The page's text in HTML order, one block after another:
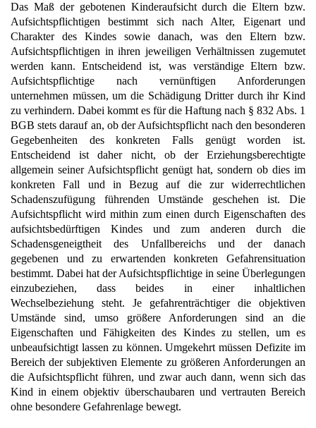
Das Maß der gebotenen Kinderaufsicht durch die Eltern bzw.
Aufsichtspflichtigen bestimmt sich nach Alter, Eigenart und
Charakter des Kindes sowie danach, was den Eltern bzw.
Aufsichtspflichtigen in ihren jeweiligen Verhältnissen zugemutet
werden kann. Entscheidend ist, was verständige Eltern bzw.
Aufsichtspflichtige nach vernünftigen Anforderungen
unternehmen müssen, um die Schädigung Dritter durch ihr Kind
zu verhindern. Dabei kommt es für die Haftung nach § 832 Abs. 1
BGB stets darauf an, ob der Aufsichtspflicht nach den besonderen
Gegebenheiten des konkreten Falls genügt worden ist.
Entscheidend ist daher nicht, ob der Erziehungsberechtigte
allgemein seiner Aufsichtspflicht genügt hat, sondern ob dies im
konkreten Fall und in Bezug auf die zur widerrechtlichen
Schadenszufügung führenden Umstände geschehen ist. Die
Aufsichtspflicht wird mithin zum einen durch Eigenschaften des
aufsichtsbedürftigen Kindes und zum anderen durch die
Schadensgeneigtheit des Unfallbereichs und der danach
gegebenen und zu erwartenden konkreten Gefahrensituation
bestimmt. Dabei hat der Aufsichtspflichtige in seine Überlegungen
einzubeziehen, dass beides in einer inhaltlichen
Wechselbeziehung steht. Je gefahrenträchtiger die objektiven
Umstände sind, umso größere Anforderungen sind an die
Eigenschaften und Fähigkeiten des Kindes zu stellen, um es
unbeaufsichtigt lassen zu können. Umgekehrt müssen Defizite im
Bereich der subjektiven Elemente zu größeren Anforderungen an
die Aufsichtspflicht führen, und zwar auch dann, wenn sich das
Kind in einem objektiv überschaubaren und vertrauten Bereich
ohne besondere Gefahrenlage bewegt.